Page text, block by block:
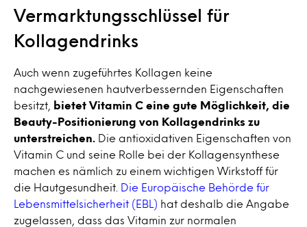
Vermarktungsschlüssel für
Kollagendrinks
Auch wenn zugeführtes Kollagen keine
nachgewiesenen hautverbessernden Eigenschaften
besitzt,
bietet Vitamin C eine gute Möglichkeit, die
Beauty-Positionierung von Kollagendrinks zu
unterstreichen.
Die antioxidativen Eigenschaften von
Vitamin C und seine Rolle bei der Kollagensynthese
machen es nämlich zu einem wichtigen Wirkstoff für
die Hautgesundheit.
Die Europäische Behörde für
Lebensmittelsicherheit (EBL) hat deshalb die Angabe
zugelassen, dass das Vitamin zur normalen